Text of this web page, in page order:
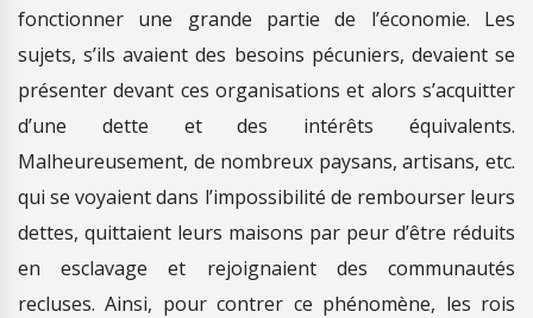
fonctionner une grande partie de l’économie. Les
sujets, s’ils avaient des besoins pécuniers, devaient se
présenter devant ces organisations et alors s’acquitter
d’une dette et des intérêts équivalents.
Malheureusement, de nombreux paysans, artisans, etc.
qui se voyaient dans l’impossibilité de rembourser leurs
dettes, quittaient leurs maisons par peur d’être réduits
en esclavage et rejoignaient des communautés
recluses. Ainsi, pour contrer ce phénomène, les rois